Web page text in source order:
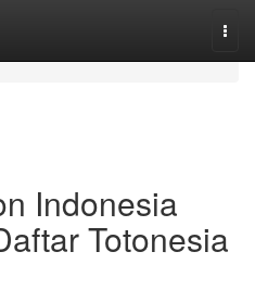
Indonesia
Totonesia